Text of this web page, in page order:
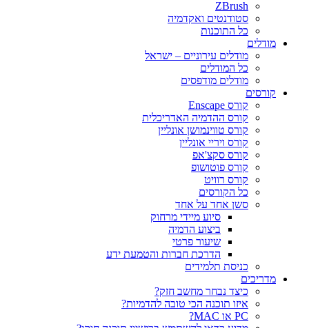
ZBrush
סטודנטים ואקדמיה
כל התוכנות
מודלים
מודלים עירוניים – ישראל
כל המודלים
מודלים מודפסים
קורסים
קורס Enscape
קורס ההדמיה האדריכלית
קורס טווינמושן אונליין
קורס ויריי אונליין
קורס סקצ'אפ
קורס פוטושופ
קורס רוויט
כל הקורסים
סשן אחד על אחד
סיוע מיידי מרחוק
ביצוע הדמיה
שיעור פרטי
הדרכת חברות והטמעת ידע
כניסת תלמידים
מדריכים
כיצד נבחר מחשב חזק?
איזו תוכנה הכי טובה להדמיות?‎‎
PC או MAC?